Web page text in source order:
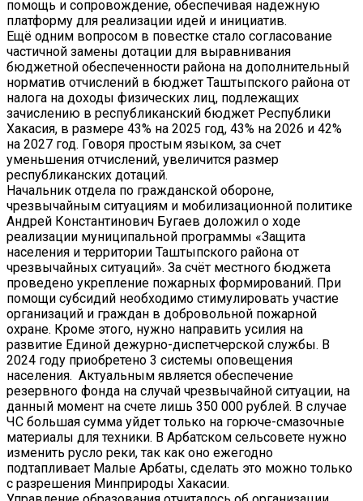
помощь и сопровождение, обеспечивая надежную
платформу для реализации идей и инициатив.
Ещё одним вопросом в повестке стало согласование
частичной замены дотации для выравнивания
бюджетной обеспеченности района на дополнительный
норматив отчислений в бюджет Таштыпского района от
налога на доходы физических лиц, подлежащих
зачислению в республиканский бюджет Республики
Хакасия, в размере 43% на 2025 год, 43% на 2026 и 42%
на 2027 год. Говоря простым языком, за счет
уменьшения отчислений, увеличится размер
республиканских дотаций.
Начальник отдела по гражданской обороне,
чрезвычайным ситуациям и мобилизационной политике
Андрей Константинович Бугаев доложил о ходе
реализации муниципальной программы «Защита
населения и территории Таштыпского района от
чрезвычайных ситуаций». За счёт местного бюджета
проведено укрепление пожарных формирований. При
помощи субсидий необходимо стимулировать участие
организаций и граждан в добровольной пожарной
охране. Кроме этого, нужно направить усилия на
развитие Единой дежурно-диспетчерской службы. В
2024 году приобретено 3 системы оповещения
населения. Актуальным является обеспечение
резервного фонда на случай чрезвычайной ситуации, на
данный момент на счете лишь 350 000 рублей. В случае
ЧС большая сумма уйдет только на горюче-смазочные
материалы для техники. В Арбатском сельсовете нужно
изменить русло реки, так как оно ежегодно
подтапливает Малые Арбаты, сделать это можно только
с разрешения Минприроды Хакасии.